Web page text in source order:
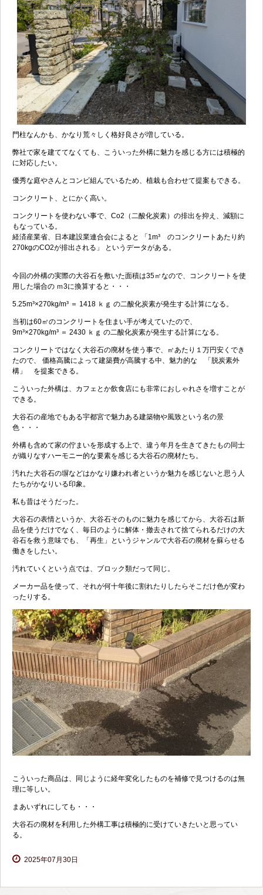
門柱なんかも、かなり荒々しく格好良さが増している。
弊社で家を建ててなくても、こういった外構に魅力を感じる方には積極的
に対応したい。
優秀な庭やさんとコンビ組んでいるため、植栽も合わせて提案もできる。
コンクリート、とにかく高い。
コンクリートを使わない事で、Co2（二酸化炭素）の排出を抑え、減額に
もなっている。
経済産業省、日本建設業連合会によると 「1m³ のコンクリートあたり約
270kgのCO2が排出される」 というデータがある。
今回の外構の実際の大谷石を敷いた面積は35㎡なので、コンクリートを使
用した場合の ｍ3に換算すると・・・
5.25m³×270kg/m³ ＝ 1418 ｋｇ の二酸化炭素が発生する計算になる。
当初は60㎡のコンクリートを住まい手が考えていたので、
9m³×270kg/m³ ＝ 2430 ｋｇ の二酸化炭素が発生する計算になる。
コンクリートではなく大谷石の廃材を使う事で、㎡あたり１万円安くでき
たので、 価格高騰によって建築費が高騰する中、魅力的な 「脱炭素外
構」 を提案できる。
こういった外構は、カフェとか飲食店にも非常におしゃれさを増すことが
できる。
大谷石の産地でもある宇都宮で魅力ある建築物や風致という名の景
色・・・
外構も含めて家の佇まいを形成する上で、違う年月を生きてきたもの同士
が織りなすハーモニー的な要素を感じる大谷石の廃材たち。
汚れた大谷石の塀などはかなり嫌われ者というか魅力を感じないと思う人
たちがかなりいる印象。
私も昔はそうだった。
大谷石の表情というか、大谷石そのものに魅力を感じてから、大谷石は新
品を使うだけでなく、毎日のように解体・撤去されて捨てられるだけの大
谷石を救う意味でも、「再生」というジャンルで大谷石の廃材を蘇らせる
働きをしたい。
汚れていくという点では、ブロック類だって同じ。
メーカー品を使って、それが何十年後に割れたりしたらそこだけ色が変わ
ったりする。
こういった商品は、同じように経年変化したものを補修で見つけるのは無
理に等しい。
まあいずれにしても・・・
大谷石の廃材を利用した外構工事は積極的に受けていきたいと思ってい
る。
2025年07月30日